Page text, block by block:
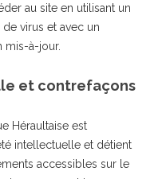
au site en utilisant un
virus et avec un
mis-à-jour.
et contrefaçons
Héraultaise est
intellectuelle et détient
accessibles sur le